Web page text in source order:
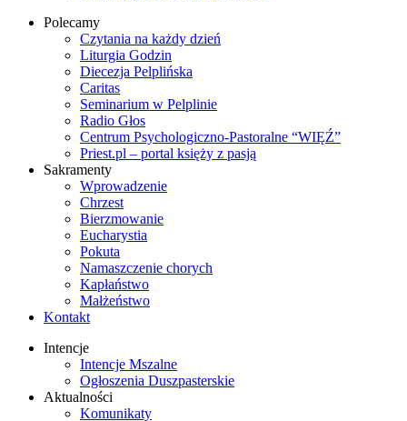
Polecamy
Czytania na każdy dzień
Liturgia Godzin
Diecezja Pelplińska
Caritas
Seminarium w Pelplinie
Radio Głos
Centrum Psychologiczno-Pastoralne “WIĘŹ”
Priest.pl – portal księży z pasją
Sakramenty
Wprowadzenie
Chrzest
Bierzmowanie
Eucharystia
Pokuta
Namaszczenie chorych
Kapłaństwo
Małżeństwo
Kontakt
Intencje
Intencje Mszalne
Ogłoszenia Duszpasterskie
Aktualności
Komunikaty